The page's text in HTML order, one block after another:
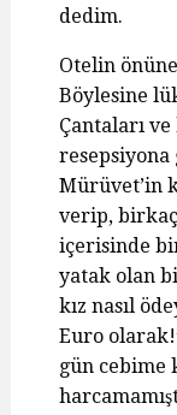
dedim.
Otelin
Böylesine
Çantaları
resepsiyona
Mürüvet’in
verip,
içerisinde
yatak olan
kız nasıl
Euro
gün cebime